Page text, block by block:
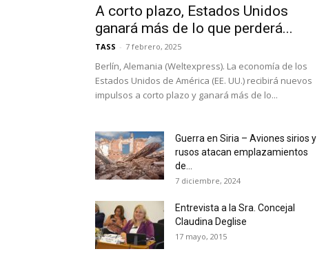
A corto plazo, Estados Unidos
ganará más de lo que perderá...
TASS - 7 febrero, 2025
Berlín, Alemania (Weltexpress). La economía de los
Estados Unidos de América (EE. UU.) recibirá nuevos
impulsos a corto plazo y ganará más de lo...
Guerra en Siria – Aviones sirios y
rusos atacan emplazamientos
de...
7 diciembre, 2024
Entrevista a la Sra. Concejal
Claudina Deglise
17 mayo, 2015